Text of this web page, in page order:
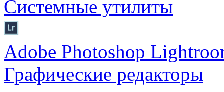
Системные утилиты
Adobe Photoshop
Графические редакторы